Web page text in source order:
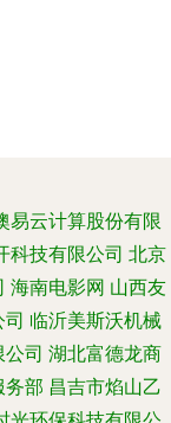
易云计算股份有限
科技有限公司 北京
海南电影网 山西友
司 临沂美斯沃机械
司 湖北富德龙商
务部 昌吉市焰山乙